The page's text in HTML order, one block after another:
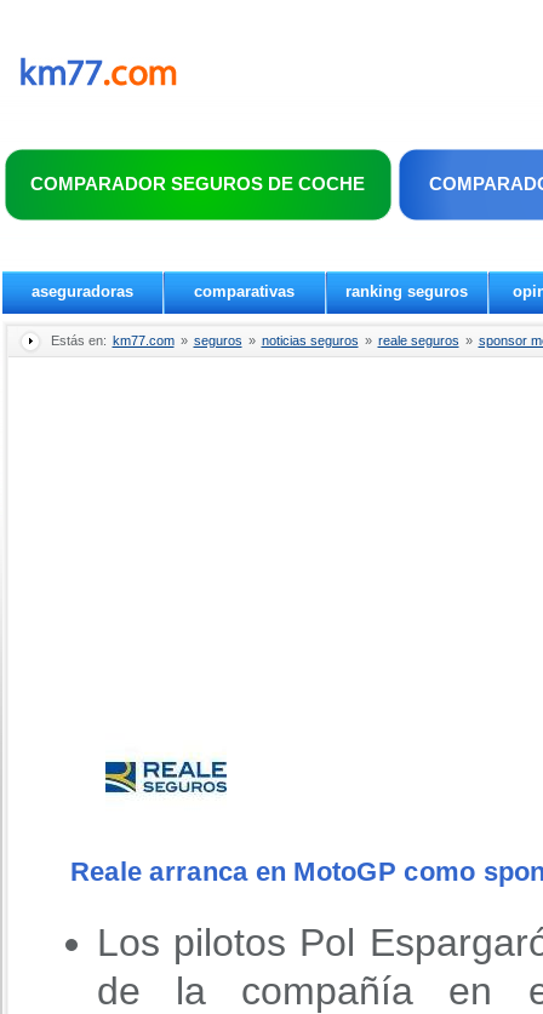
COMPARADOR SEGUROS DE COCHE
aseguradoras comparativas ranking seguros
Estás en: km77.com » seguros » noticias seguros » reale seguros » sponsor
Reale arranca en MotoGP como
Los pilotos Pol
de la compañía en